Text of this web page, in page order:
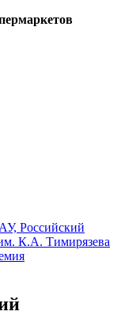
Российский
К.А. Тимирязева